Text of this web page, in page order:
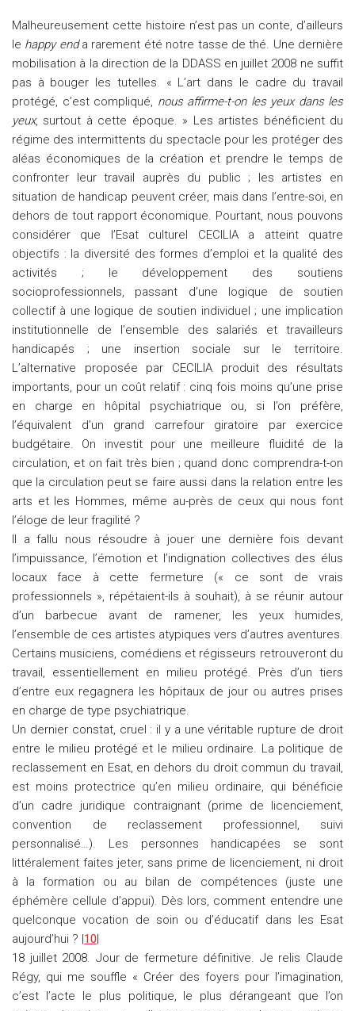
Malheureusement cette histoire n’est pas un conte, d’ailleurs
le happy enda rarement été notre tasse de thé. Une dernière
mobilisation à la direction de la DDASS en juillet 2008 ne suffit
pas à bouger les tutelles. « L’art dans le cadre du travail
protégé, c’est compliqué, nous affirme-t-on les yeux dans les
yeux, surtout à cette époque. » Les artistes bénéficient du
régime des intermittents du spectacle pour les protéger des
aléas économiques de la création et prendre le temps de
confronter leur travail auprès du public ; les artistes en
situation de handicap peuvent créer, mais dans l’entre-soi, en
dehors de tout rapport économique. Pourtant, nous pouvons
considérer que l’Esat culturel CECILIA a atteint quatre
objectifs : la diversité des formes d’emploi et la qualité des
activités ; le développement des soutiens
socioprofessionnels, passant d’une logique de soutien
collectif à une logique de soutien individuel ; une implication
institutionnelle de l’ensemble des salariés et travailleurs
handicapés ; une insertion sociale sur le territoire.
L’alternative proposée par CECILIA produit des résultats
importants, pour un coût relatif : cinq fois moins qu’une prise
en charge en hôpital psychiatrique ou, si l’on préfère,
l’équivalent d’un grand carrefour giratoire par exercice
budgétaire. On investit pour une meilleure fluidité de la
circulation, et on fait très bien ; quand donc comprendra-t-on
que la circulation peut se faire aussi dans la relation entre les
arts et les Hommes, même au-près de ceux qui nous font
l’éloge de leur fragilité ?
Il a fallu nous résoudre à jouer une dernière fois devant
l’impuissance, l’émotion et l’indignation collectives des élus
locaux face à cette fermeture (« ce sont de vrais
professionnels », répétaient-ils à souhait), à se réunir autour
d’un barbecue avant de ramener, les yeux humides,
l’ensemble de ces artistes atypiques vers d’autres aventures.
Certains musiciens, comédiens et régisseurs retrouveront du
travail, essentiellement en milieu protégé. Près d’un tiers
d’entre eux regagnera les hôpitaux de jour ou autres prises
en charge de type psychiatrique.
Un dernier constat, cruel : il y a une véritable rupture de droit
entre le milieu protégé et le milieu ordinaire. La politique de
reclassement en Esat, en dehors du droit commun du travail,
est moins protectrice qu’en milieu ordinaire, qui bénéficie
d’un cadre juridique contraignant (prime de licenciement,
convention de reclassement professionnel, suivi
personnalisé…). Les personnes handicapées se sont
littéralement faites jeter, sans prime de licenciement, ni droit
à la formation ou au bilan de compétences (juste une
éphémère cellule d’appui). Dès lors, comment entendre une
quelconque vocation de soin ou d’éducatif dans les Esat
aujourd’hui ? |10|
18 juillet 2008. Jour de fermeture définitive. Je relis Claude
Régy, qui me souffle « Créer des foyers pour l’imagination,
c’est l’acte le plus politique, le plus dérangeant que l’on